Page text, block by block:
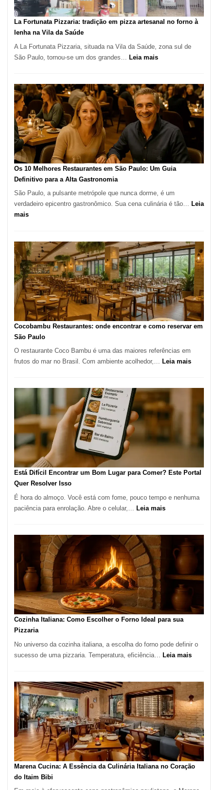
Mais
Icônicos
La Fortunata Pizzaria: tradição em pizza artesanal no forno à
lenha na Vila da Saúde
A La Fortunata Pizzaria, situada na Vila da Saúde, zona sul de
São Paulo, tornou-se um dos grandes… Leia mais:
Pizzaria:
tradição
em
pizza
artesanal
forno
à
Vila
da
Os 10 Melhores Restaurantes em São Paulo: Um Guia
Definitivo para a Alta Gastronomia
São Paulo, a pulsante metrópole que nunca dorme, é um
verdadeiro epicentro gastronômico. Sua cena culinária é tão… Leia
mais:
Melhores
Restaurantes
em
São
Paulo:
Um
Guia
Definitivo
Alta
Gastronomia
Cocobambu Restaurantes: onde encontrar e como reservar em
São Paulo
O restaurante Coco Bambu é uma das maiores referências em
frutos do mar no Brasil. Com ambiente acolhedor,… Leia mais:
como
reservar
em
Paulo
Está Difícil Encontrar um Bom Lugar para Comer? Este Portal
Quer Resolver Isso
É hora do almoço. Você está com fome, pouco tempo e nenhuma
paciência para enrolação. Abre o celular,…
Leia mais:
Encontrar
um
Comer?
Este
Portal
Isso
Cozinha Italiana: Como Escolher o Forno Ideal para sua
Pizzaria
No universo da cozinha italiana, a escolha do forno pode definir o
sucesso de uma pizzaria. Temperatura, eficiência… Leia mais:
Como
Escolher
o
Forno
Ideal
para
sua
Pizzaria
Marena Cucina: A Essência da Culinária Italiana no Coração
do Itaim Bibi